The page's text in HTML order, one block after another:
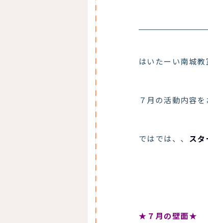
はいたーい南城教
７月の活動内容
ではでは、、 スタ
★７月の壁面★